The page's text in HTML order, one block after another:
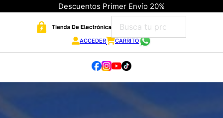
Descuentos Primer Envío 20%
ACCEDER CARRITO